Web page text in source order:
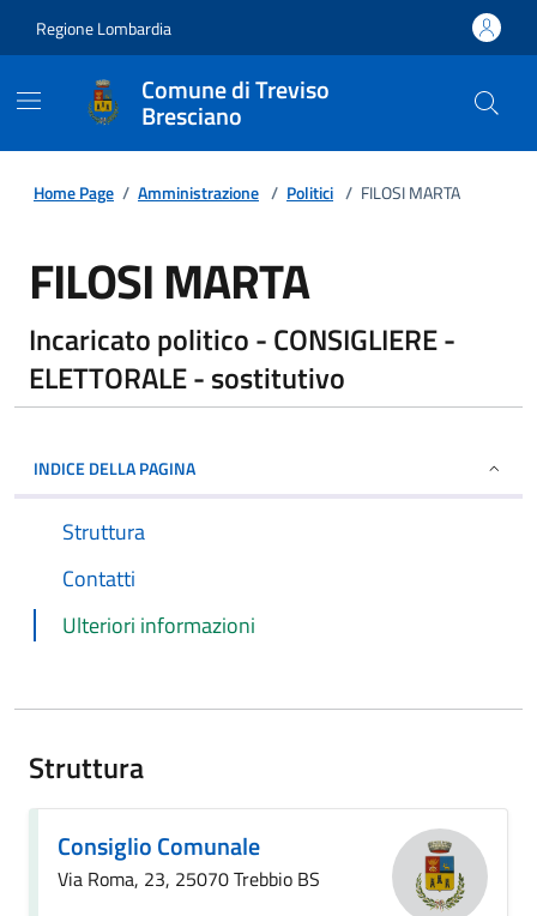
Regione Lombardia
Comune di Treviso
Bresciano
Home Page / Amministrazione / Politici / FILOSI MARTA
FILOSI MARTA
Incaricato politico - CONSIGLIERE -
ELETTORALE - sostitutivo
INDICE DELLA PAGINA
Struttura
Contatti
Ulteriori informazioni
Struttura
Consiglio Comunale
Via Roma, 23, 25070 Trebbio BS